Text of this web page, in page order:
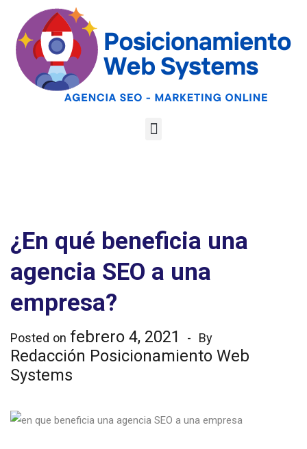
¿En qué beneficia una
agencia SEO a una
empresa?
Posted on febrero 4, 2021 By
Redacción Posicionamiento Web
Systems
Optimiza tu web
para las AI
Google
Overviews y los
LLMs
Analiza tu web gratis